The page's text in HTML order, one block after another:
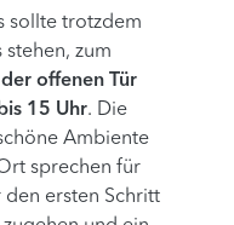
sollte trotzdem
stehen, zum
der offenen Tür
15 Uhr. Die
Ambiente
sprechen für
ersten Schritt